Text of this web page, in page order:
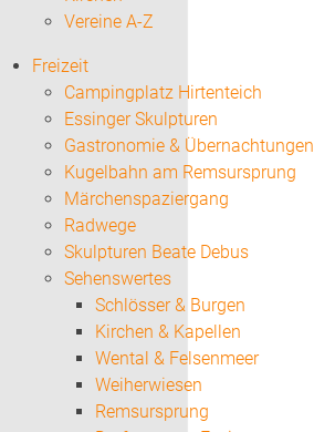
Vereine A-Z
Freizeit
Campingplatz Hirtenteich
Essinger Skulpturen
Gastronomie & Übernachtungen
Kugelbahn am Remsursprung
Märchenspaziergang
Radwege
Skulpturen Beate Debus
Sehenswertes
Schlösser & Burgen
Kirchen & Kapellen
Wental & Felsenmeer
Weiherwiesen
Remsursprung